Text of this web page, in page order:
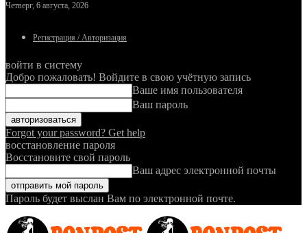
Четверг, 6 августа, 2026
Регистрация / Авторизация
войти в систему
Добро пожаловать! Войдите в свою учётную запись
Ваше имя пользователя
Ваш пароль
Forgot your password? Get help
восстановление пароля
Восстановите свой пароль
Ваш адрес электронной почты
Пароль будет выслан Вам по электронной почте.